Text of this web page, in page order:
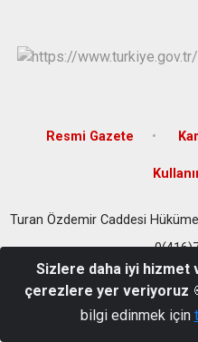
Resmi Gazete
Turan Özdemir Caddesi
Sizlere daha iyi
çerezlere yer veriyoruz
bilgi edinmek için